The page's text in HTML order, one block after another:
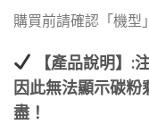
購買前請確認「機型」
【產品說明】:
因此無法顯示碳粉
盡！